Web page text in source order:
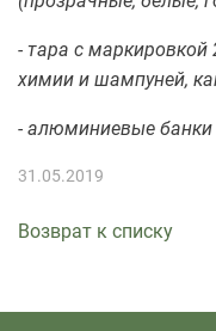
- тара с маркировкой
химии и шампуней,
- алюминиевые банки
31.05.2019
Возврат к списку